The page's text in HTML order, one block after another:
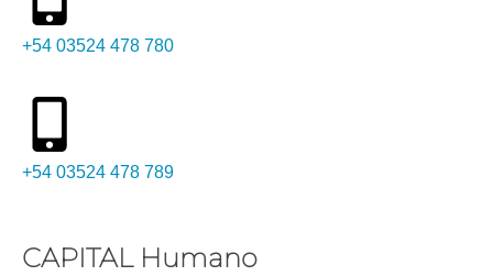
+54 03524 478 780​
+54 03524 478 789​
CAPITAL Humano